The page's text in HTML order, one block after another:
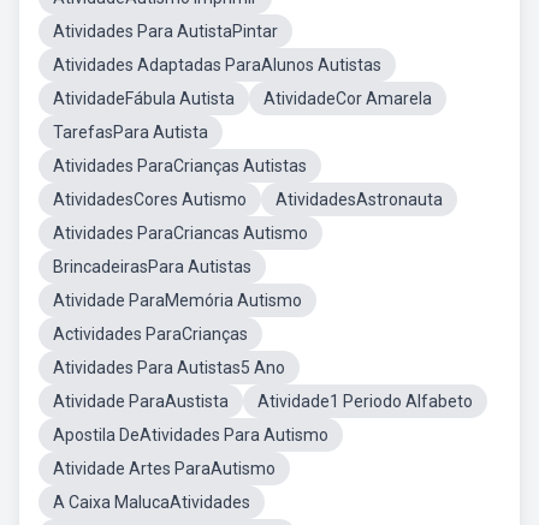
Atividades Para AutistaPintar
Atividades Adaptadas ParaAlunos Autistas
AtividadeFábula Autista
AtividadeCor Amarela
TarefasPara Autista
Atividades ParaCrianças Autistas
AtividadesCores Autismo
AtividadesAstronauta
Atividades ParaCriancas Autismo
BrincadeirasPara Autistas
Atividade ParaMemória Autismo
Actividades ParaCrianças
Atividades Para Autistas5 Ano
Atividade ParaAustista
Atividade1 Periodo Alfabeto
Apostila DeAtividades Para Autismo
Atividade Artes ParaAutismo
A Caixa MalucaAtividades